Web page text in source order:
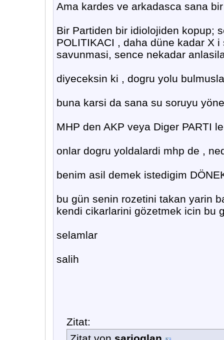
Ama kardes ve arkadasca sana
Bir Partiden bir idiolojiden kopup;
POLITIKACI , daha düne kadar X
savunmasi, sence nekadar
diyeceksin ki , dogru yolu
buna karsi da sana su soruyu
MHP den AKP veya Diger PARTI
onlar dogru yoldalardi mhp de ,
benim asil demek istedigim
bu gün senin rozetini takan yarin
kendi cikarlarini gözetmek icin bu
selamlar
salih
Zitat: